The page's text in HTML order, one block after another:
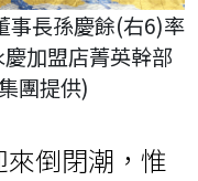
事長孫慶餘(右6)率
加盟店菁英幹部
團提供)
倒閉潮，惟